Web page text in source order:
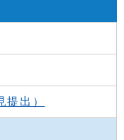
出）